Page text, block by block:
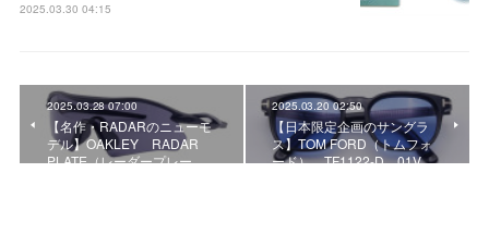
2025.03.30 04:15
2025.03.28 07:00
【名作・RADARのニューモ
デル】OAKLEY RADAR
PLATE（レーダープレー…
2025.03.20 02:50
【日本限定企画のサングラ
ス】TOM FORD（トムフォ
ード） TF1122-D 01V…